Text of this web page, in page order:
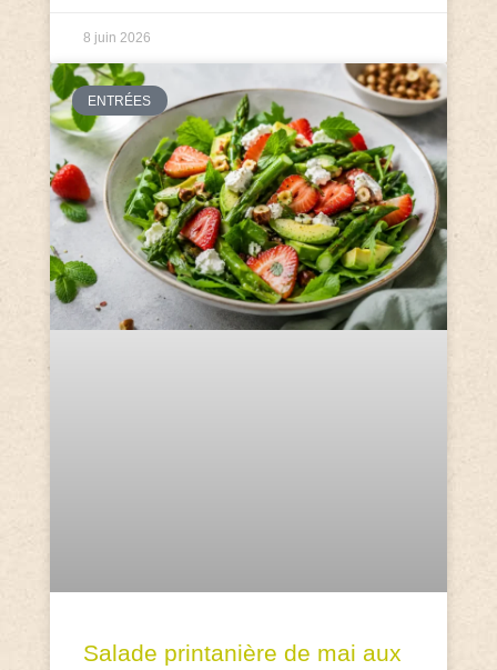
8 juin 2026
ENTRÉES
Salade printanière de mai aux